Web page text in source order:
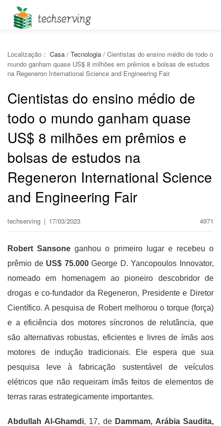
Localização： Casa / Tecnologia / Cientistas do ensino médio de todo o
mundo ganham quase US$ 8 milhões em prêmios e bolsas de estudos
na Regeneron International Science and Engineering Fair
Cientistas do ensino médio de
todo o mundo ganham quase
US$ 8 milhões em prêmios e
bolsas de estudos na
Regeneron International Science
and Engineering Fair
techserving | 17/03/2023 4971
Robert Sansoneganhou o primeiro lugar e recebeu o
prêmio de US$ 75.000George D. Yancopoulos Innovator,
nomeado em homenagem ao pioneiro descobridor de
drogas e co-fundador da Regeneron, Presidente e Diretor
Científico. A pesquisa de Robert melhorou o torque (força)
e a eficiência dos motores síncronos de relutância, que
são alternativas robustas, eficientes e livres de ímãs aos
motores de indução tradicionais. Ele espera que sua
pesquisa leve à fabricação sustentável de veículos
elétricos que não requeiram ímãs feitos de elementos de
terras raras estrategicamente importantes.
Abdullah Al-Ghamdi, 17, de Dammam, Arábia Saudita,